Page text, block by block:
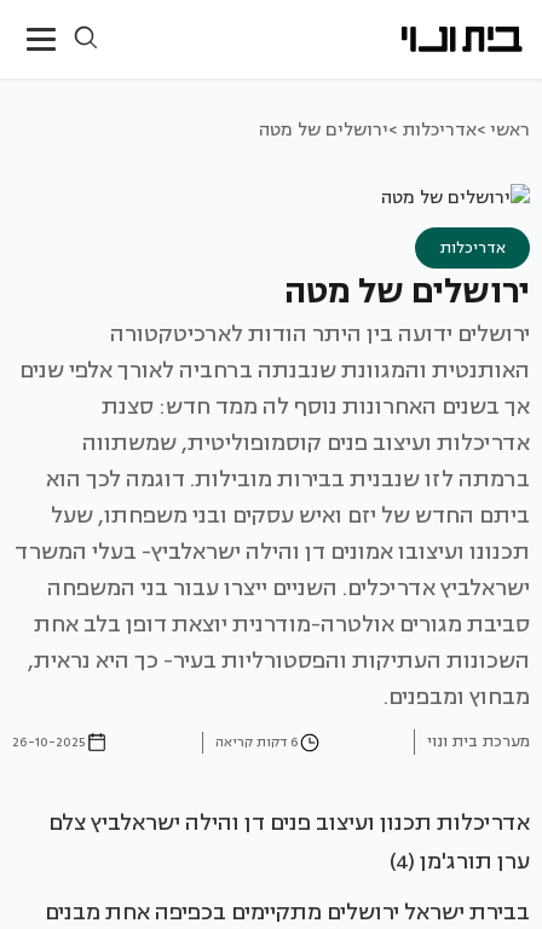
ראשי >אדריכלות >ירושלים של מטה
אדריכלות
ירושלים של מטה
ירושלים ידועה בין היתר הודות לארכיטקטורה
האותנטית והמגוונת שנבנתה ברחביה לאורך אלפי שנים
אך בשנים האחרונות נוסף לה ממד חדש: סצנת
אדריכלות ועיצוב פנים קוסמופוליטית, שמשתווה
ברמתה לזו שנבנית בבירות מובילות. דוגמה לכך הוא
ביתם החדש של יזם ואיש עסקים ובני משפחתו, שעל
תכנונו ועיצובו אמונים דן והילה ישראלביץ- בעלי המשרד
ישראלביץ אדריכלים. השניים ייצרו עבור בני המשפחה
סביבת מגורים אולטרה-מודרנית יוצאת דופן בלב אחת
השכונות העתיקות והפסטורליות בעיר- כך היא נראית,
מבחוץ ומבפנים.
מערכת בית ונוי 6 דקות קריאה 26-10-2025
אדריכלות תכנון ועיצוב פנים דן והילה ישראלביץ צלם
ערן תורג'מן (4)
בבירת ישראל ירושלים מתקיימים בכפיפה אחת מבנים